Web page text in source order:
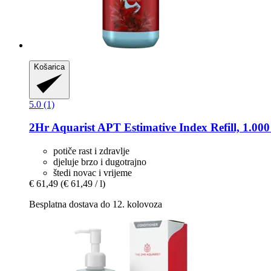
Košarica
5.0 (1)
2Hr AquaristAPT Estimative Index Refill,
potiče rast i zdravlje
djeluje brzo i dugotrajno
štedi novac i vrijeme
€ 61,49 (€ 61,49 / l)
Besplatna dostava do 12. kolovoza